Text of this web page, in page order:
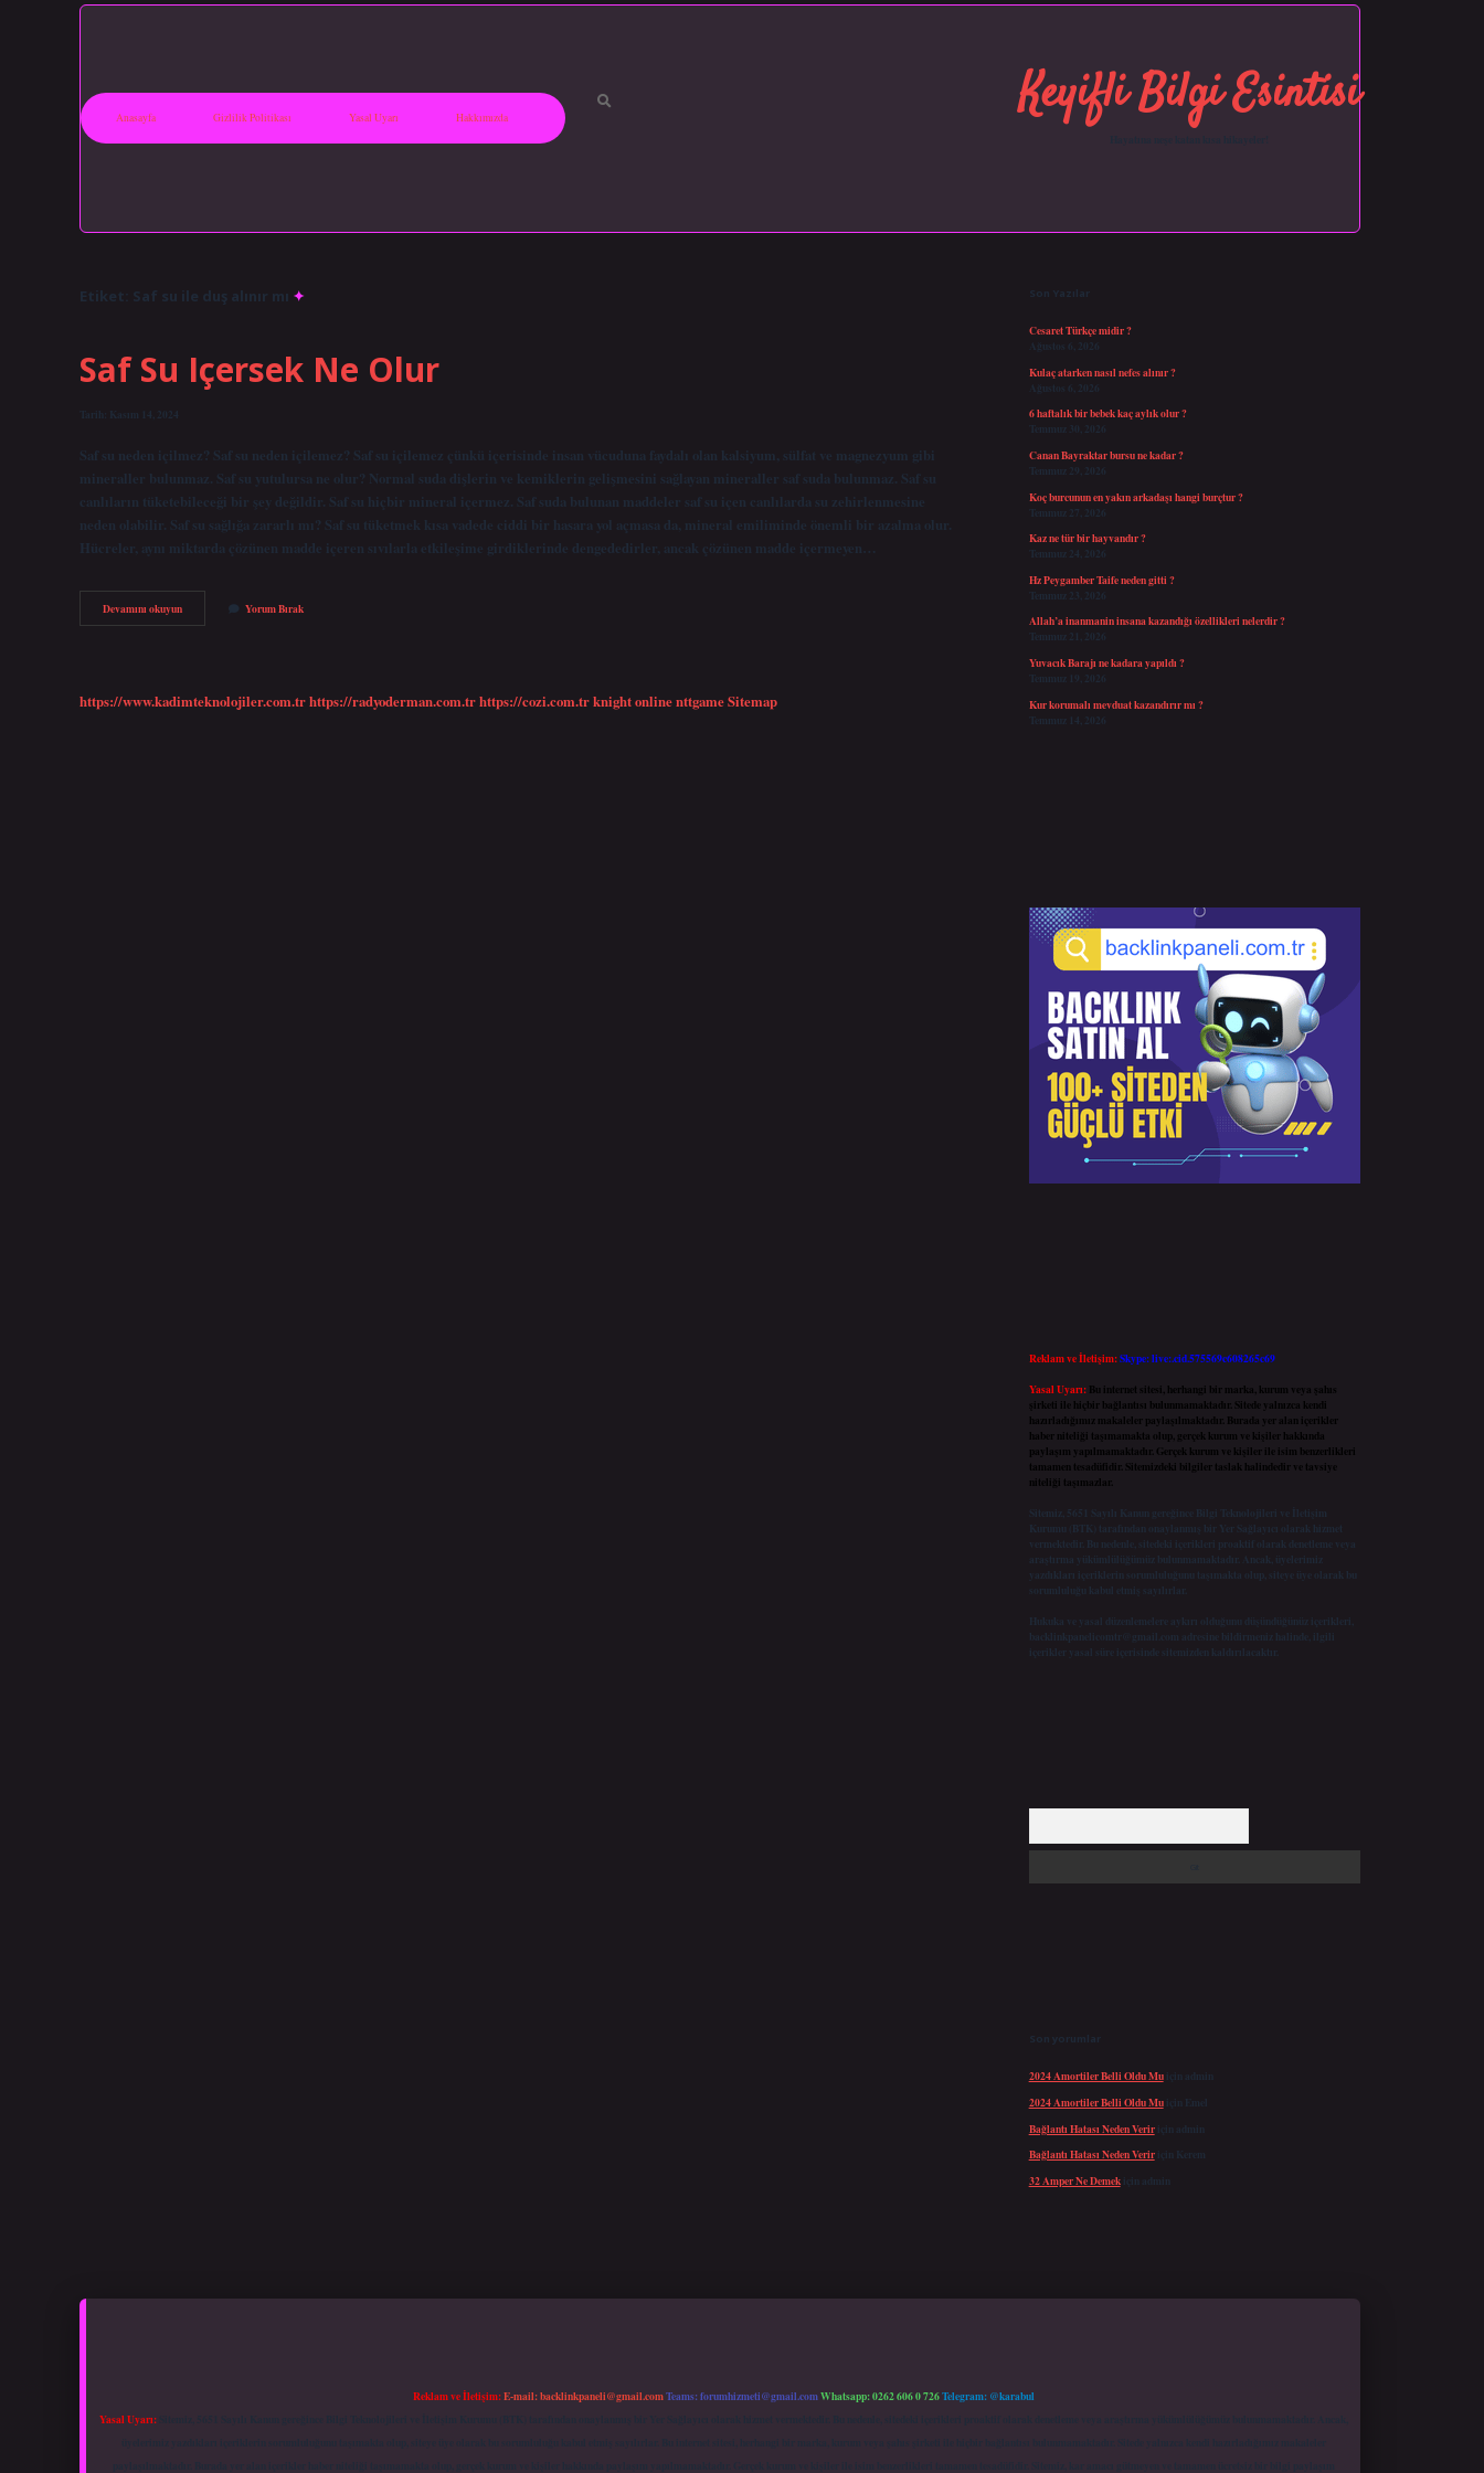
Anasayfa Gizlilik Politikası Yasal Uyarı Hakkımızda Keyifli Bilgi Esintisi
Etiket: Saf su ile duş alınır mı
Saf Su Içersek Ne Olur
Tarih: Kasım 14, 2024
Saf su neden içilmez? Saf su neden içilemez? Saf su içilemez çünkü içerisinde insan vücuduna faydalı olan kalsiyum, sülfat ve magnezyum gibi
mineraller bulunmaz. Saf su yutulursa ne olur? Normal suda dişlerin ve kemiklerin gelişmesini sağlayan mineraller saf suda bulunmaz. Saf su
canlıların tüketebileceği bir şey değildir. Saf su hiçbir mineral içermez. Saf suda bulunan maddeler saf su içen canlılarda su zehirlenmesine
neden olabilir. Saf su sağlığa zararlı mı? Saf su tüketmek kısa vadede ciddi bir hasara yol açmasa da, mineral emiliminde önemli bir azalma olur.
Hücreler, aynı miktarda çözünen madde içeren sıvılarla etkileşime girdiklerinde dengededirler, ancak çözünen madde içermeyen…
Devamını okuyunSaf
Su
Yorum Bırak
https://www.kadimteknolojiler.com.trhttps://radyoderman.com.trhttps://cozi.com.trknight onlinenttgameSitemap
Son Yazılar
Cesaret Türkçe midir ?
Ağustos 6, 2026
Kulaç atarken nasıl nefes alınır ?
Ağustos 6, 2026
6 haftalık bir bebek kaç aylık olur ?
Temmuz 30, 2026
Canan Bayraktar bursu ne kadar ?
Temmuz 29, 2026
Koç burcunun en yakın arkadaşı hangi burçtur ?
Temmuz 27, 2026
Kaz ne tür bir hayvandır ?
Temmuz 24, 2026
Hz Peygamber Taife neden gitti ?
Temmuz 23, 2026
Allah’a inanmanin insana kazandığı özellikleri nelerdir ?
Temmuz 21, 2026
Yuvacık Barajı ne kadara yapıldı ?
Temmuz 19, 2026
Kur korumalı mevduat kazandırır mı ?
Temmuz 14, 2026
Reklam ve İletişim:Skype: live:.cid.575569c608265c69
Yasal Uyarı: Bu internet sitesi, herhangi bir marka, kurum veya şahıs
şirketi ile hiçbir bağlantısı bulunmamaktadır. Sitede yalnızca kendi
hazırladığımız makaleler paylaşılmaktadır. Burada yer alan içerikler
haber niteliği taşımamakta olup, gerçek kurum ve kişiler hakkında
paylaşım yapılmamaktadır. Gerçek kurum ve kişiler ile isim benzerlikleri
tamamen tesadüfidir. Sitemizdeki bilgiler taslak halindedir ve tavsiye
niteliği taşımazlar.
Sitemiz, 5651 Sayılı Kanun gereğince Bilgi Teknolojileri ve İletişim
Kurumu (BTK) tarafından onaylanmış bir Yer Sağlayıcı olarak hizmet
vermektedir. Bu nedenle, sitedeki içerikleri proaktif olarak denetleme veya
araştırma yükümlülüğümüz bulunmamaktadır. Ancak, üyelerimiz
yazdıkları içeriklerin sorumluluğunu taşımakta olup, siteye üye olarak bu
sorumluluğu kabul etmiş sayılırlar.
Hukuka ve yasal düzenlemelere aykırı olduğunu düşündüğünüz içerikleri,
backlinkpanelicomtr@gmail.com adresine bildirmeniz halinde, ilgili
içerikler yasal süre içerisinde sitemizden kaldırılacaktır.
Son yorumlar
2024 Amortiler Belli Oldu Muiçin admin
2024 Amortiler Belli Oldu Muiçin Emel
Bağlantı Hatası Neden Veririçin admin
Bağlantı Hatası Neden Veririçin Kerem
32 Amper Ne Demekiçin admin
Reklam ve İletişim:E-mail:backlinkpaneli@gmail.comTeams:forumhizmeti@gmail.comWhatsapp: 0262 606 0 726Telegram: @karabul
Yasal Uyarı:Sitemiz, 5651 Sayılı Kanun gereğince Bilgi Teknolojileri ve İletişim Kurumu (BTK) tarafından onaylanmış bir Yer Sağlayıcı olarak hizmet vermektedir. Bu nedenle, sitedeki içerikleri proaktif olarak denetleme veya araştırma yükümlülüğümüz bulunmamaktadır. Ancak,